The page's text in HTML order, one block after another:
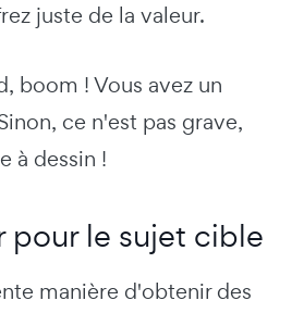
juste de la valeur.
boom ! Vous avez un
ce n'est pas grave,
à dessin !
pour le sujet cible
manière d'obtenir des